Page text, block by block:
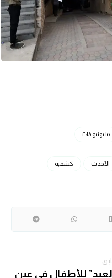
١٥ يونيو ٢٠١٨
الأحدث كشفية
للأطفال في عين